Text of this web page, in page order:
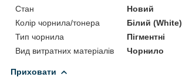
Стан
Новий
Колір чорнила/тонера
Білий (White)
Тип чорнила
Пігментні
Вид витратних матеріалів
Чорнило
Приховати